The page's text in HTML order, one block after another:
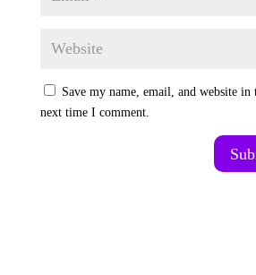
Save my name, email, and website
next time I comment.